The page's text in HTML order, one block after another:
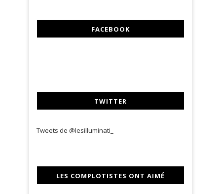
FACEBOOK
TWITTER
Tweets de @lesilluminati_
LES COMPLOTISTES ONT AIMÉ